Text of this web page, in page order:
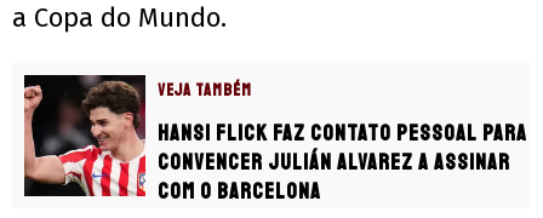
a Copa do Mundo.
VEJA TAMBÉM
Hansi Flick faz contato pessoal para
convencer Julián Alvarez a assinar
com o Barcelona